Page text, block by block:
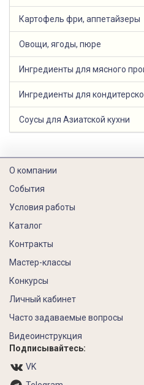
Картофель фри, аппетайзеры
Овощи, ягоды, пюре
Ингредиенты для мясного
Ингредиенты для
Соусы для Азиатской кухни
О компании
События
Условия работы
Каталог
Контракты
Мастер-классы
Конкурсы
Личный кабинет
Часто задаваемые вопросы
Видеоинструкция
Подписывайтесь:
VK